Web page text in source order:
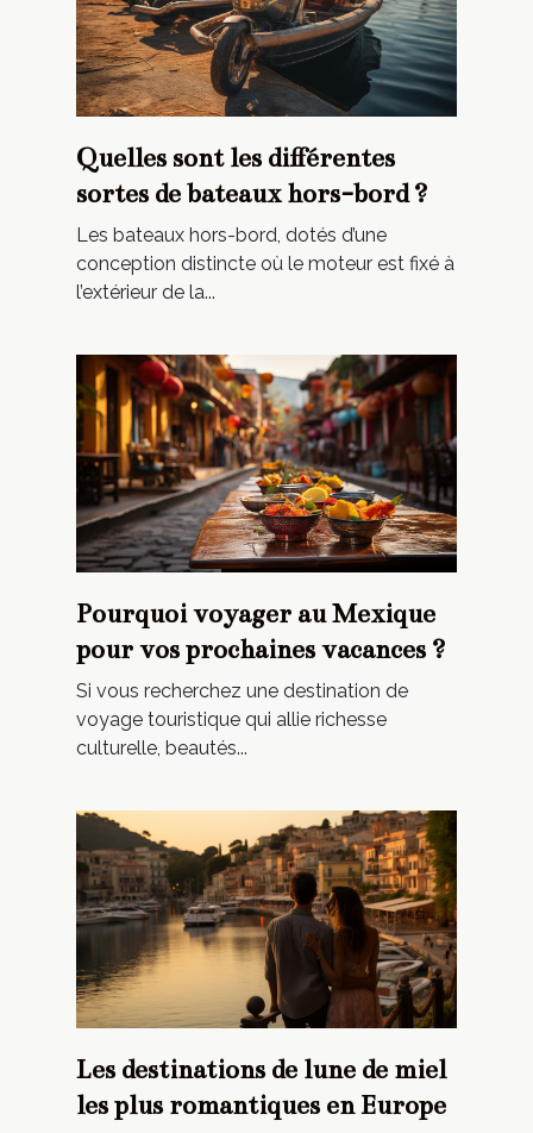
Quelles sont les différentes
sortes de bateaux hors-bord ?
Les bateaux hors-bord, dotés d’une
conception distincte où le moteur est fixé à
l’extérieur de la...
Pourquoi voyager au Mexique
pour vos prochaines vacances ?
Si vous recherchez une destination de
voyage touristique qui allie richesse
culturelle, beautés...
Les destinations de lune de miel
les plus romantiques en Europe